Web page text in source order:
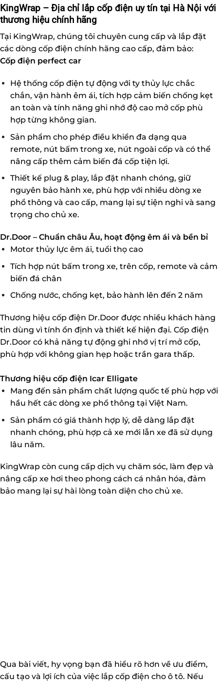
KingWrap – Địa chỉ lắp cốp điện uy tín tại Hà Nội với
thương hiệu chính hãng
Tại KingWrap, chúng tôi chuyên cung cấp và lắp đặt
các dòng cốp điện chính hãng cao cấp, đảm bảo:
Cốp điện perfect car
Hệ thống cốp điện tự động với ty thủy lực chắc
chắn, vận hành êm ái, tích hợp cảm biến chống kẹt
an toàn và tính năng ghi nhớ độ cao mở cốp phù
hợp từng không gian.
Sản phẩm cho phép điều khiển đa dạng qua
remote, nút bấm trong xe, nút ngoài cốp và có thể
nâng cấp thêm cảm biến đá cốp tiện lợi.
Thiết kế plug & play, lắp đặt nhanh chóng, giữ
nguyên bảo hành xe, phù hợp với nhiều dòng xe
phổ thông và cao cấp, mang lại sự tiện nghi và sang
trọng cho chủ xe.
Dr.Door – Chuẩn châu Âu, hoạt động êm ái và bền bỉ
Motor thủy lực êm ái, tuổi thọ cao
Tích hợp nút bấm trong xe, trên cốp, remote và cảm
biến đá chân
Chống nước, chống kẹt, bảo hành lên đến 2 năm
Thương hiệu cốp điện Dr.Door được nhiều khách hàng
tin dùng vì tính ổn định và thiết kế hiện đại. Cốp điện
Dr.Door có khả năng tự động ghi nhớ vị trí mở cốp,
phù hợp với không gian hẹp hoặc trần gara thấp.
Thương hiệu cốp điện Icar Elligate
Mang đến sản phẩm chất lượng quốc tế phù hợp với
hầu hết các dòng xe phổ thông tại Việt Nam.
Sản phẩm có giá thành hợp lý, dễ dàng lắp đặt
nhanh chóng, phù hợp cả xe mới lẫn xe đã sử dụng
lâu năm.
KingWrap còn cung cấp dịch vụ chăm sóc, làm đẹp và
nâng cấp xe hơi theo phong cách cá nhân hóa, đảm
bảo mang lại sự hài lòng toàn diện cho chủ xe.
Qua bài viết, hy vọng bạn đã hiểu rõ hơn về ưu điểm,
cấu tạo và lợi ích của việc lắp cốp điện cho ô tô. Nếu